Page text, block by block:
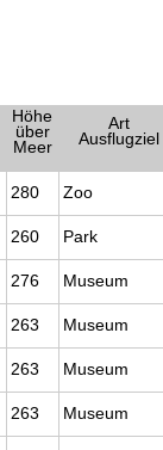
Höhe
über
Meer
Art
Ausflugziel
280
Zoo
260 Park
276 Museum
263 Museum
263 Museum
263 Museum